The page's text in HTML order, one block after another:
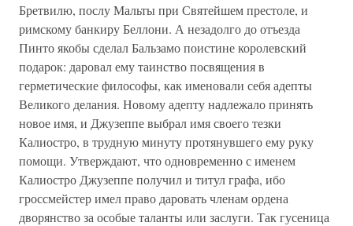
Бретвилю, послу Мальты при Святейшем престоле, и
римскому банкиру Беллони. А незадолго до отъезда
Пинто якобы сделал Бальзамо поистине королевский
подарок: даровал ему таинство посвящения в
герметические философы, как именовали себя адепты
Великого делания. Новому адепту надлежало принять
новое имя, и Джузеппе выбрал имя своего тезки
Калиостро, в трудную минуту протянувшего ему руку
помощи. Утверждают, что одновременно с именем
Калиостро Джузеппе получил и титул графа, ибо
гроссмейстер имел право даровать членам ордена
дворянство за особые таланты или заслуги. Так гусеница